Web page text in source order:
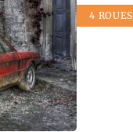
4 ROUES